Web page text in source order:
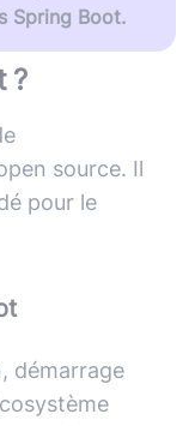
Spring Boot.
?
source. Il
pour le
démarrage